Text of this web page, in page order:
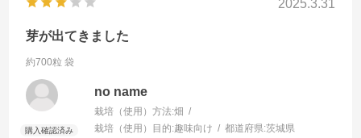
2025.3.31
芽が出てきました
約700粒 袋
no name
栽培（使用）方法:畑
栽培（使用）目的:趣味向け 都道府県:茨城県